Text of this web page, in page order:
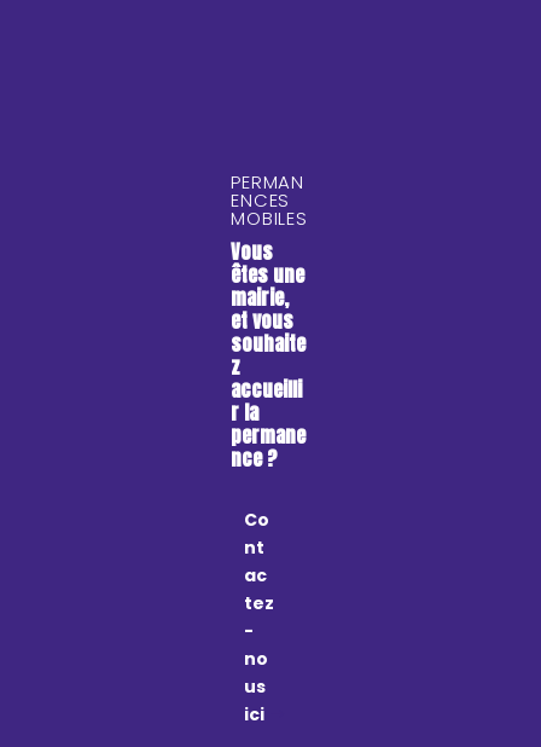
PERMAN
ENCES
MOBILES
Vous
êtes une
mairie,
et vous
souhaite
z
accueilli
r la
permane
nce ?
Co
nt
ac
tez
-
no
us
ici